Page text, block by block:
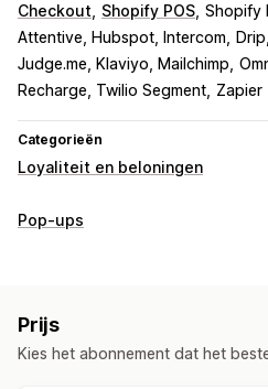
Checkout Shopify POS Shopify
Attentive, Hubspot, Intercom
Judge.me, Klaviyo, Mailchimp
Recharge, Twilio Segment Zapier
Categorieën
Loyaliteit en beloningen
Soorten programma's
Beloningen die je kunt aanbieden
Pop-ups
Banners
Prijs
Kies het abonnement dat het